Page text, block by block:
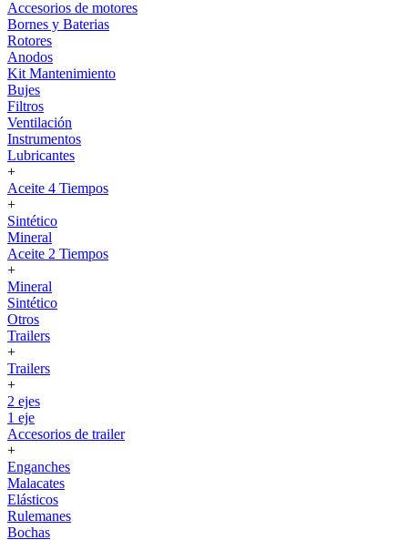
Accesorios de motores
Bornes y Baterias
Rotores
Anodos
Kit Mantenimiento
Bujes
Filtros
Ventilación
Instrumentos
Lubricantes
+
Aceite 4 Tiempos
+
Sintético
Mineral
Aceite 2 Tiempos
+
Mineral
Sintético
Otros
Trailers
+
Trailers
+
2 ejes
1 eje
Accesorios de trailer
+
Enganches
Malacates
Elásticos
Rulemanes
Bochas